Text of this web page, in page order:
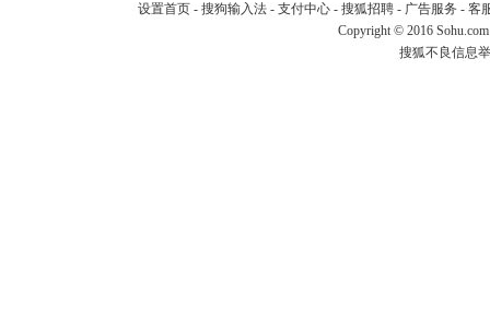
设置首页- 搜狗输入法- 支付中心- 搜狐招聘- 广告服务 - 客
Copyright © 2016
搜狐不良信息